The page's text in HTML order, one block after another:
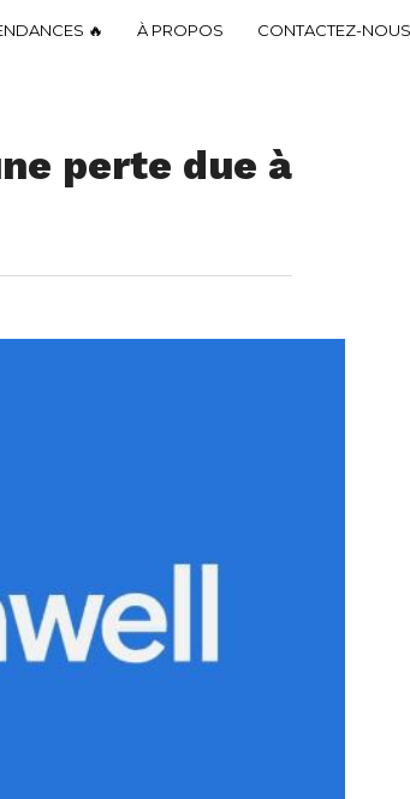
🔥 À PROPOS CONTACTEZ-NOUS
perte due à